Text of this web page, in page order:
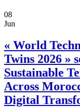
08
Jun
« World
Twins 2026 »
Sustainable
Across
Digital